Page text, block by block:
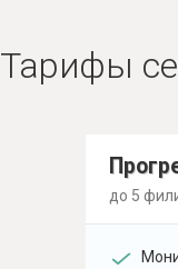
Тарифы
до 5